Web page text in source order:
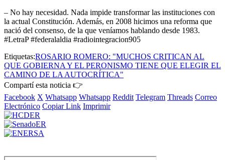
– No hay necesidad. Nada impide transformar las instituciones con
la actual Constitución. Además, en 2008 hicimos una reforma que
nació del consenso, de la que veníamos hablando desde 1983.
#LetraP #federalaldia #radiointegracion905
Etiquetas:ROSARIO ROMERO: "MUCHOS CRITICAN AL
QUE GOBIERNA Y EL PERONISMO TIENE QUE ELEGIR EL
CAMINO DE LA AUTOCRÍTICA"
Compartí esta noticia 👉
Facebook X Whatsapp Whatsapp Reddit Telegram Threads Correo
Electrónico Copiar Link Imprimir